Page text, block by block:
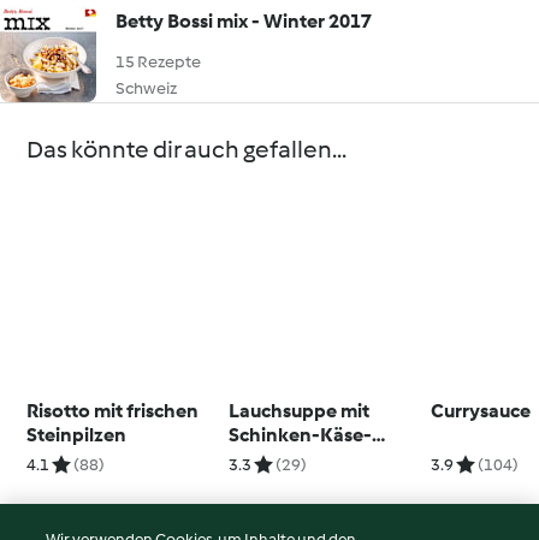
Betty Bossi mix - Winter 2017
15 Rezepte
Schweiz
Das könnte dir auch gefallen...
Risotto mit frischen
Steinpilzen
4.1 (88)
Lauchsuppe mit
Schinken-Käse-
Schnitte
3.3 (29)
Currysauce
3.9 (104)